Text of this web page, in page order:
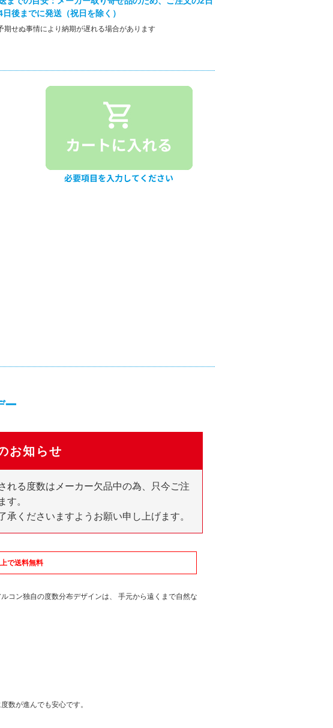
日後までに発送（祝日を除く）
期せぬ事情により納期が遅れる場合があります
ー
お知らせ
れる度数はメーカー欠品中の為、只今ご注
す。
くださいますようお願い申し上げます。
で送料無料
コン独自の度数分布デザインは、 手元から遠くまで自然な
数が進んでも安心です。